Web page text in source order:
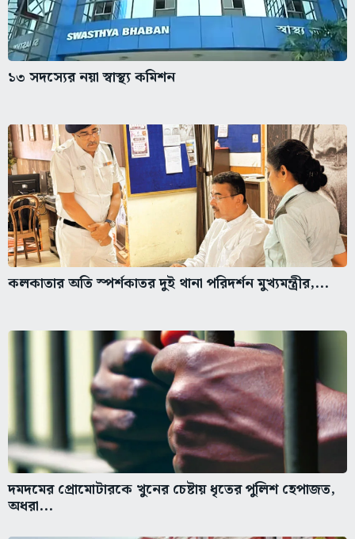
১৩ সদস্যের নয়া স্বাস্থ্য কমিশন
কলকাতার অতি স্পর্শকাতর দুই থানা পরিদর্শন মুখ্যমন্ত্রীর,...
দমদমের প্রোমোটারকে খুনের চেষ্টায় ধৃতের পুলিশ হেপাজত,
অধরা...